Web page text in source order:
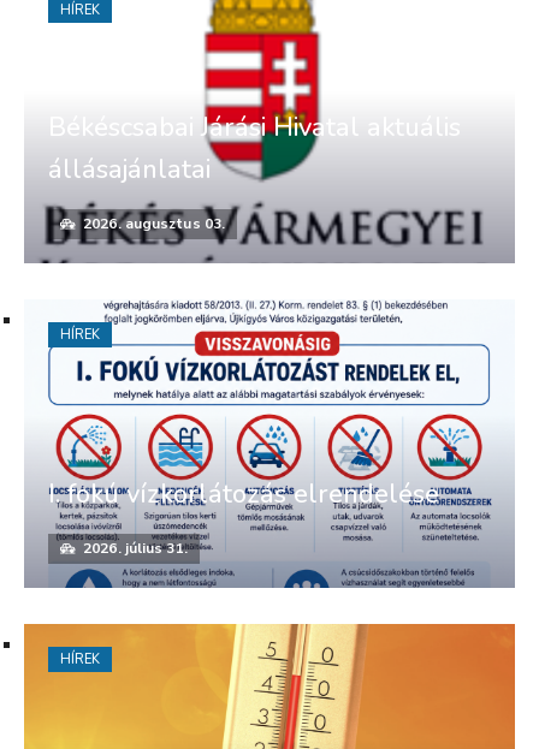
Békéscsabai Járási Hivatal aktuális
állásajánlatai
2026. augusztus 03.
HÍREK
I. fokú vízkorlátozás elrendelése
2026. július 31.
HÍREK
HÍREK